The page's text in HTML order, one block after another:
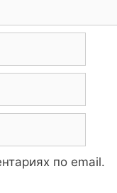
по email.